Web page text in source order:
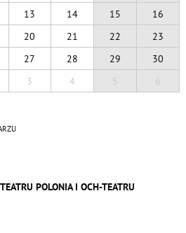
13 14 15
16
20 21 22
23
27 28 29
30
3 4 5 6
POLONIA I OCH-TEATRU